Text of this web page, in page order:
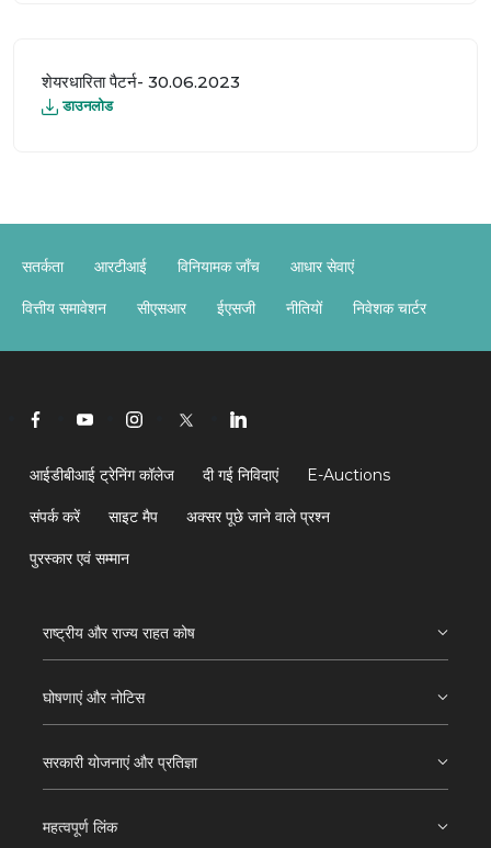
शेयरधारिता पैटर्न- 30.06.2023
डाउनलोड
सतर्कता आरटीआई विनियामक जाँच आधार सेवाएं
वित्तीय समावेशन सीएसआर ईएसजी नीतियों निवेशक चार्टर
आईडीबीआई ट्रेनिंग कॉलेज दी गई निविदाएं E-Auctions
संपर्क करें साइट मैप अक्सर पूछे जाने वाले प्रश्न
पुरस्कार एवं सम्मान
राष्ट्रीय और राज्य राहत कोष
घोषणाएं और नोटिस
सरकारी योजनाएं और प्रतिज्ञा
महत्वपूर्ण लिंक